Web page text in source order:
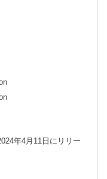
年4月11日にリリー